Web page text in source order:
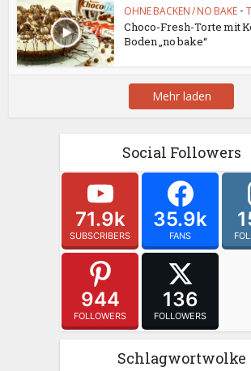
OHNE BACKEN / NO BAKE •
Choco-Fresh-Torte mit
Boden „no bake“
Mehr laden
Social Followers
71.9k
SUBSCRIBERS
35.9k
FANS
944
FOLLOWERS
136
FOLLOWERS
Schlagwortwolke